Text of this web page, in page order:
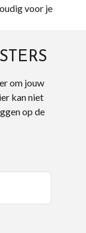
voor je
om jouw
kan niet
op de